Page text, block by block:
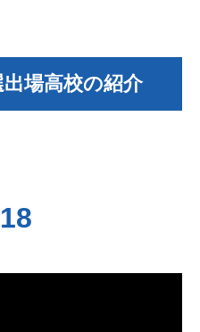
場高校の紹介